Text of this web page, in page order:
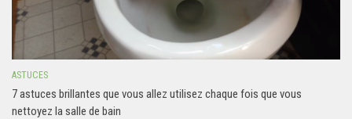
ASTUCES
7 astuces brillantes que vous allez utilisez chaque fois que vous
nettoyez la salle de bain